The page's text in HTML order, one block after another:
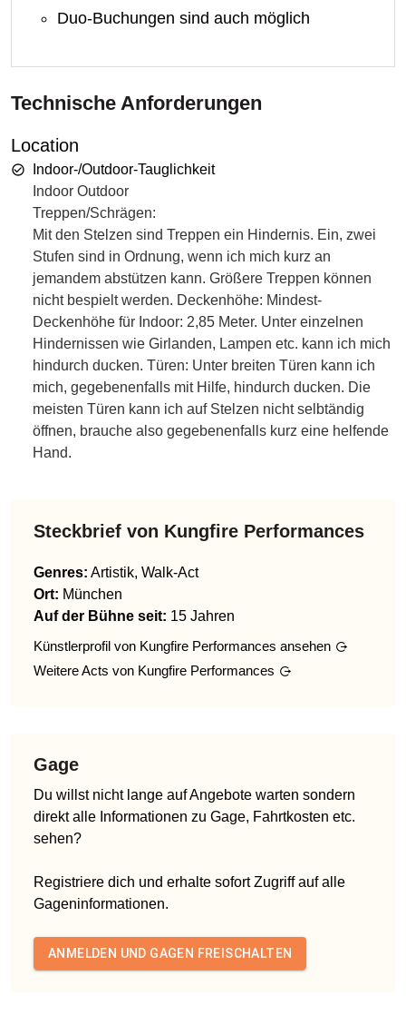
Duo-Buchungen sind auch möglich
Technische Anforderungen
Location
Indoor-/Outdoor-Tauglichkeit
Indoor Outdoor
Treppen/Schrägen:
Mit den Stelzen sind Treppen ein Hindernis. Ein, zwei
Stufen sind in Ordnung, wenn ich mich kurz an
jemandem abstützen kann. Größere Treppen können
nicht bespielt werden. Deckenhöhe: Mindest-
Deckenhöhe für Indoor: 2,85 Meter. Unter einzelnen
Hindernissen wie Girlanden, Lampen etc. kann ich mich
hindurch ducken. Türen: Unter breiten Türen kann ich
mich, gegebenenfalls mit Hilfe, hindurch ducken. Die
meisten Türen kann ich auf Stelzen nicht selbtändig
öffnen, brauche also gegebenenfalls kurz eine helfende
Hand.
Steckbrief von Kungfire Performances
Genres: Artistik, Walk-Act
Ort: München
Auf der Bühne seit: 15 Jahren
Künstlerprofil von Kungfire Performances ansehen
Weitere Acts von Kungfire Performances
Gage
Du willst nicht lange auf Angebote warten sondern
direkt alle Informationen zu Gage, Fahrtkosten etc.
sehen?
Registriere dich und erhalte sofort Zugriff auf alle
Gageninformationen.
ANMELDEN UND GAGEN FREISCHALTEN